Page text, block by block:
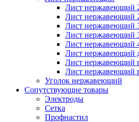
Лист нержавеющий
Лист нержавеющий
Лист нержавеющий
Лист нержавеющий
Лист нержавеющий
Лист нержавеющий
Лист нержавеющий
Лист нержавеющий
Уголок нержавеющий
Cопутствующие товары
Электроды
Сетка
Профнастил